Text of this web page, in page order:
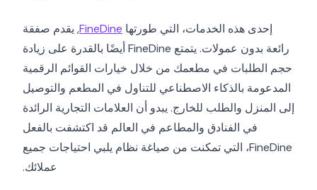
إحدى هذه الخدمات، التي طورتها FineDine, يقدم صفقة
رائعة بدون عمولات. يتمتع FineDine أيضًا بالقدرة على زيادة
حجم الطلبات في مطعمك من خلال خيارات القوائم الرقمية
المدعومة بالذكاء الاصطناعي للتناول في المطعم والتوصيل
إلى المنزل والطلب للخارج. يبدو أن العلامات التجارية الرائدة
في الفنادق والمطاعم في العالم قد اكتشفت بالفعل
FineDine، التي تمكنت من صياغة نظام يلبي احتياجات جميع
عملائك.